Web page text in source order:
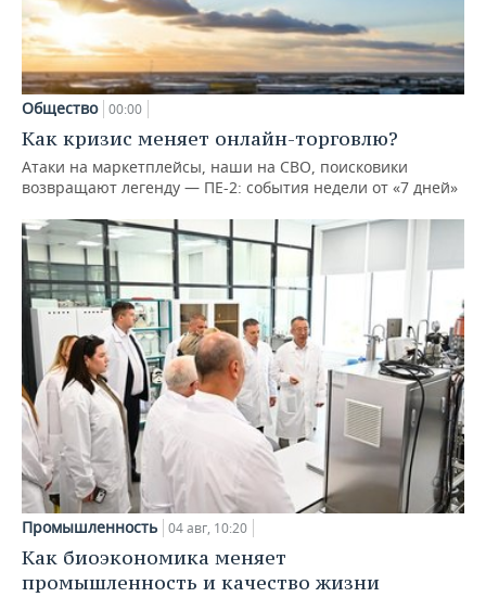
Общество 00:00
Как кризис меняет онлайн-торговлю?
Атаки на маркетплейсы, наши на СВО, поисковики
возвращают легенду — ПЕ-2: события недели от «7 дней»
Промышленность 04 авг, 10:20
Как биоэкономика меняет
промышленность и качество жизни